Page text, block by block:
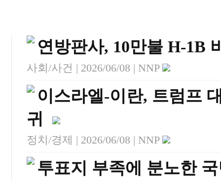
연방판사, 10만불 H-1B
사회/사건 | 2026/06/08 | NNP
이스라엘-이란, 트럼프
귀
정치/경제 | 2026/06/08 | NNP
투표지 부족에 분노한